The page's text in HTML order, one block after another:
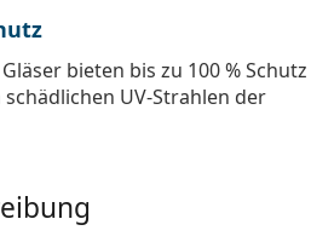
bieten bis zu 100 % Schutz
UV-Strahlen der